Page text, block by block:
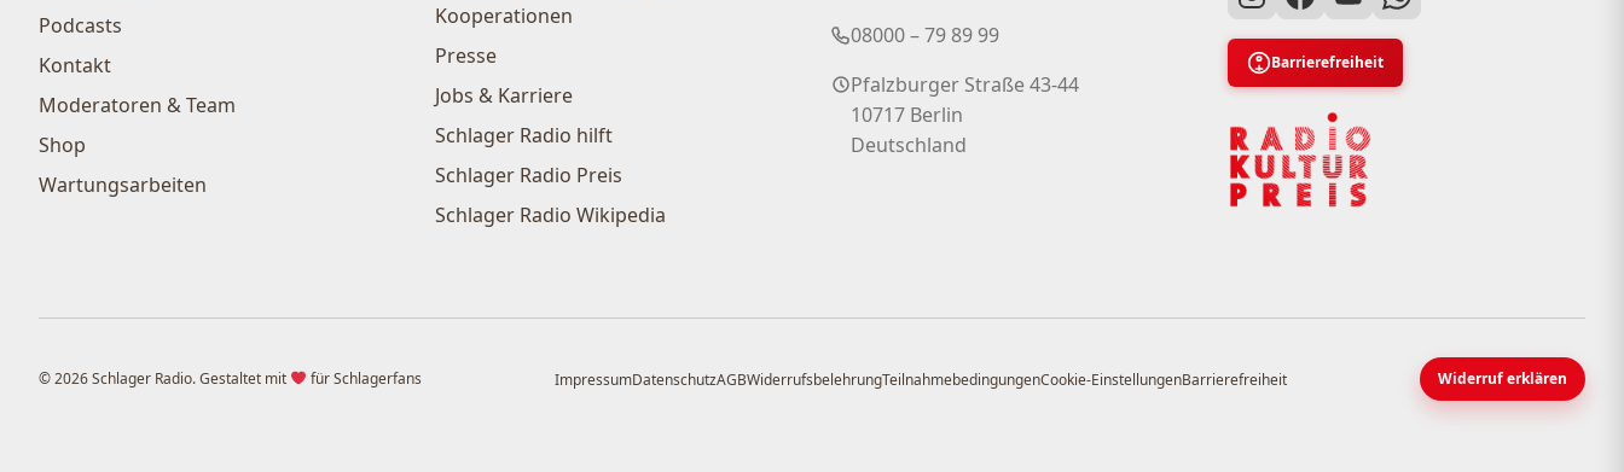
Podcasts
Kontakt
Moderatoren & Team
Shop
Wartungsarbeiten
Kooperationen
Presse
Jobs & Karriere
Schlager Radio hilft
Schlager Radio Preis
Schlager Radio Wikipedia
08000 – 79 89 99
Pfalzburger Straße 43-44
10717 Berlin
Deutschland
Barrierefreiheit
© 2026 Schlager Radio. Gestaltet mit für Schlagerfans ImpressumDatenschutzAGBWiderrufsbelehrungTeilnahmebedingungenCookie-EinstellungenBarrierefreiheit Widerruf erklären